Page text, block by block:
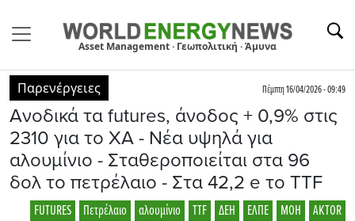
Asset Management · Γεωπολιτική · Άμυνα
Παρενέργειες Πέμπτη 16/04/2026 - 09:49
Ανοδικά τα futures, άνοδος + 0,9% στις
2310 για το ΧΑ - Nέα υψηλά για
αλουμίνιο - Σταθεροποιείται στα 96
δολ το πετρέλαιο - Στα 42,2 e το TTF
AKTOR
ΜΟΗ
ΕΛΠΕ
ΔΕΗ
TTF
αλουμίνιο
Πετρέλαιο
FUTURES